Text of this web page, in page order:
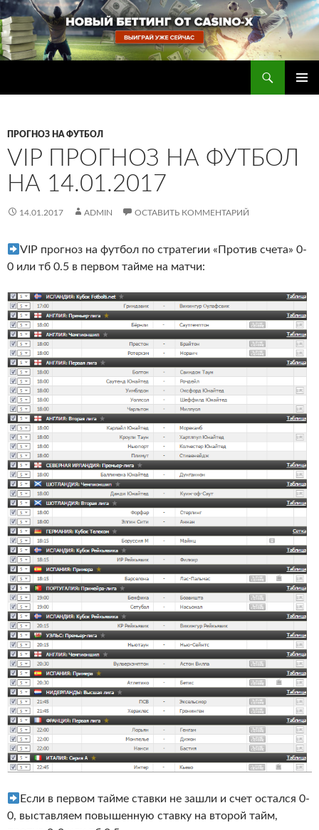
Перейти
к
содержимому
ПРОГНОЗ НА ФУТБОЛ
VIP ПРОГНОЗ НА ФУТБОЛ
НА 14.01.2017
14.01.2017 ADMIN ОСТАВИТЬ КОММЕНТАРИЙ
VIP прогноз на футбол по стратегии «Против счета» 0-
0 или тб 0.5 в первом тайме на матчи:
Если в первом тайме ставки не зашли и счет остался 0-
0, выставляем повышенную ставку на второй тайм,